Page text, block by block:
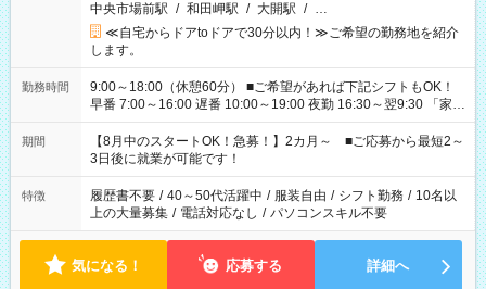
中央市場前駅 / 和田岬駅 / 大開駅 / …
≪自宅からドアtoドアで30分以内！≫ご希望の勤務地を紹介
します。
勤務時間
9:00～18:00（休憩60分） ■ご希望があれば下記シフトもOK！
早番 7:00～16:00 遅番 10:00～19:00 夜勤 16:30～翌9:30 「家族
と休みを合わせたい」 「余裕を持って夕飯の準備がしたい」
「できれば残業はしたくない」 など、ご希望を教えてください
ね。 ※Wワーク希望の方へ 今ご覧のお仕事で希望する勤務時間
と、もう1つのお仕事の勤務時間。 合計で週40時間を超える場
合は応募できません。
期間
【8月中のスタートOK！急募！】2カ月～ ■ご応募から最短2～
3日後に就業が可能です！
特徴 履歴書不要 / 40～50代活躍中 / 服装自由 / シフト勤務 / 10名以
上の大量募集 / 電話対応なし / パソコンスキル不要
気になる！ 応募する 詳細へ